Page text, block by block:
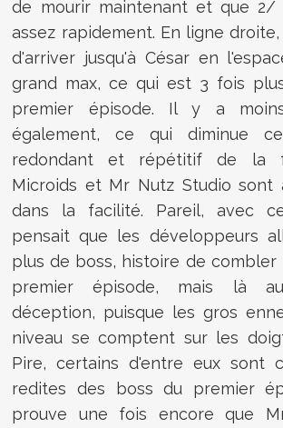
de mourir maintenant et que
assez rapidement. En ligne
d'arriver jusqu'à César en
grand max, ce qui est 3 fois
premier épisode. Il y a
également, ce qui diminue
redondant et répétitif de la
Microids et Mr Nutz Studio sont
dans la facilité. Pareil, avec
pensait que les développeurs
plus de boss, histoire de combler
premier épisode, mais là
déception, puisque les gros
niveau se comptent sur les
Pire, certains d'entre eux sont
redites des boss du premier
prouve une fois encore que